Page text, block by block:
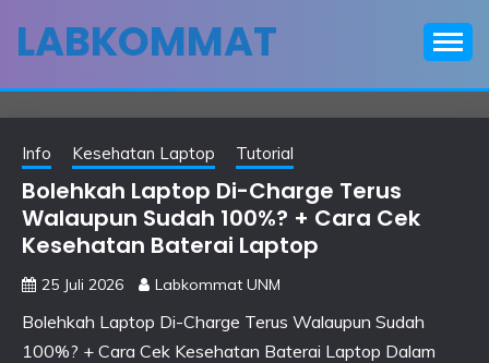
LABKOMMAT
Info Kesehatan Laptop Tutorial
Bolehkah Laptop Di-Charge Terus
Walaupun Sudah 100%? + Cara Cek
Kesehatan Baterai Laptop
25 Juli 2026 Labkommat UNM
Bolehkah Laptop Di-Charge Terus Walaupun Sudah
100%? + Cara Cek Kesehatan Baterai Laptop Dalam